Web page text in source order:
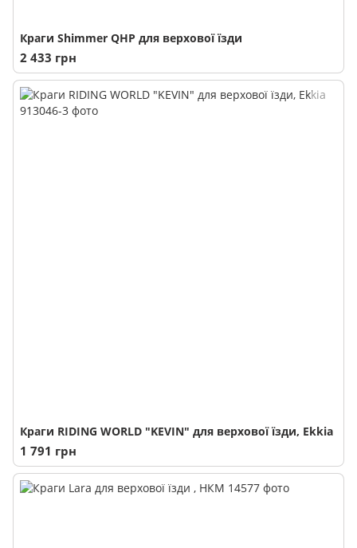
Краги Shimmer QHP для верхової їзди
2 433 грн
Краги RIDING WORLD "KEVIN" для верхової їзди, Ekkia
1 791 грн